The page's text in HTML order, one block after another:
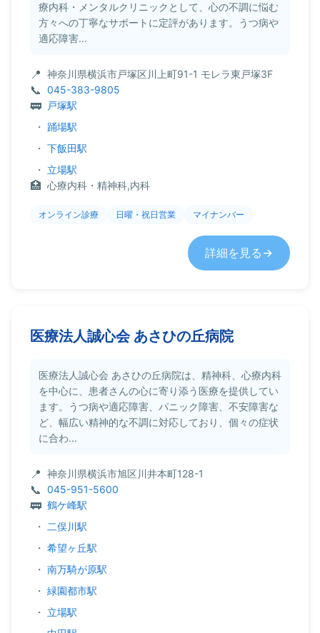
療内科・メンタルクリニックとして、心の不調に悩む
方々への丁寧なサポートに定評があります。うつ病や
適応障害...
神奈川県横浜市戸塚区川上町91-1 モレラ東戸塚3F
045-383-9805
戸塚駅
・ 踊場駅
・ 下飯田駅
・ 立場駅
心療内科・精神科,内科
オンライン診療 日曜・祝日営業 マイナンバー
詳細を見る
医療法人誠心会 あさひの丘病院
医療法人誠心会 あさひの丘病院は、精神科、心療内科
を中心に、患者さんの心に寄り添う医療を提供してい
ます。うつ病や適応障害、パニック障害、不安障害な
ど、幅広い精神的な不調に対応しており、個々の症状
に合わ...
神奈川県横浜市旭区川井本町128-1
045-951-5600
鶴ケ峰駅
・
二俣川駅
・ 希望ヶ丘駅
・ 南万騎が原駅
・ 緑園都市駅
・ 立場駅